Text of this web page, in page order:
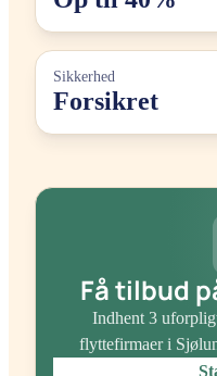
Sikkerhed
Forsikret
Få tilbud
Indhent 3
flyttefirmaeri